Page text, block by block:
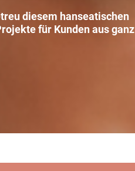
diesem hanseatischen
für Kunden aus ganz